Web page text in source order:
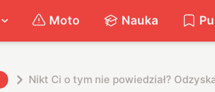
Moto Nauka
Nikt Ci o tym nie powiedział?